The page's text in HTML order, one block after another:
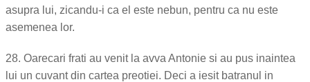
asupra lui, zicandu-i ca el este nebun, pentru ca nu este
asemenea lor.
28. Oarecari frati au venit la avva Antonie si au pus inaintea
lui un cuvant din cartea preotiei. Deci a iesit batranul in